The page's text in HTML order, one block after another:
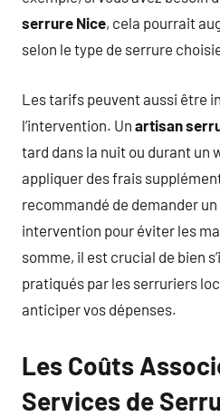
serrure Nice, cela pourrait
selon le type de serrure
Les tarifs peuvent aussi être
l’intervention. Un artisan
tard dans la nuit ou durant un
appliquer des frais
recommandé de demander
intervention pour éviter les
somme, il est crucial de bien
pratiqués par les serruriers
anticiper vos dépenses.
Les Coûts
Services de